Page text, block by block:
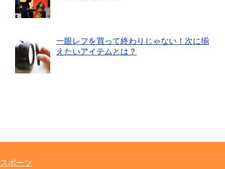
一眼レフを買って終わりじゃない！次に揃
えたいアイテムとは？
スポーツ